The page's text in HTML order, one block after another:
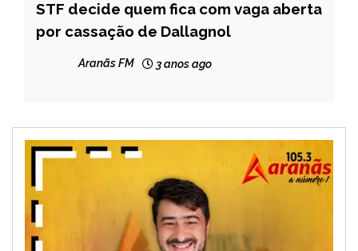
BRASIL
NOTÍCIAS
STF decide quem fica com vaga aberta
por cassação de Dallagnol
Aranãs FM 3 anos ago